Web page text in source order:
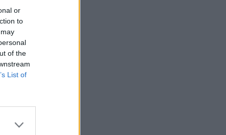
or
to
of the
List of